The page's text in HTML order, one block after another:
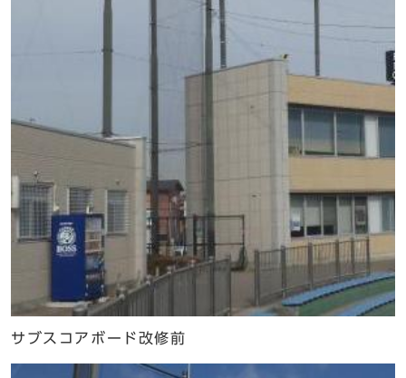
サブスコアボード改修前